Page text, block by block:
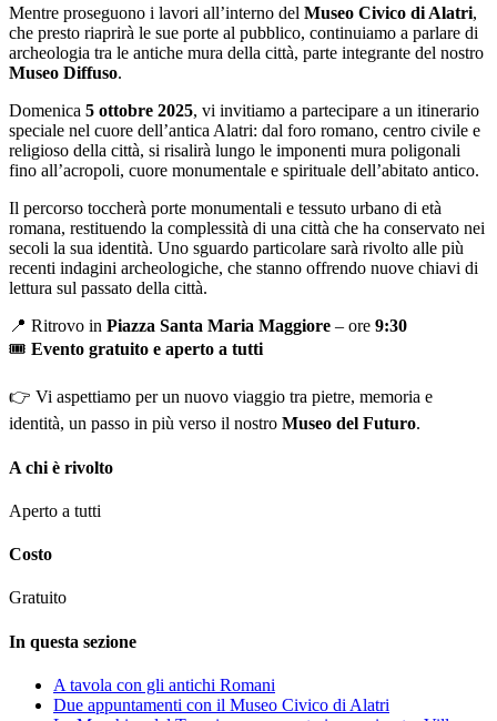
Mentre proseguono i lavori all’interno del Museo Civico di Alatri,
che presto riaprirà le sue porte al pubblico, continuiamo a parlare di
archeologia tra le antiche mura della città, parte integrante del nostro
Museo Diffuso.
Domenica 5 ottobre 2025, vi invitiamo a partecipare a un itinerario
speciale nel cuore dell’antica Alatri: dal foro romano, centro civile e
religioso della città, si risalirà lungo le imponenti mura poligonali
fino all’acropoli, cuore monumentale e spirituale dell’abitato antico.
Il percorso toccherà porte monumentali e tessuto urbano di età
romana, restituendo la complessità di una città che ha conservato nei
secoli la sua identità. Uno sguardo particolare sarà rivolto alle più
recenti indagini archeologiche, che stanno offrendo nuove chiavi di
lettura sul passato della città.
📍 Ritrovo in Piazza Santa Maria Maggiore – ore 9:30
🎟 Evento gratuito e aperto a tutti
👉 Vi aspettiamo per un nuovo viaggio tra pietre, memoria e
identità, un passo in più verso il nostro Museo del Futuro.
A chi è rivolto
Aperto a tutti
Costo
Gratuito
In questa sezione
A tavola con gli antichi Romani
Due appuntamenti con il Museo Civico di Alatri